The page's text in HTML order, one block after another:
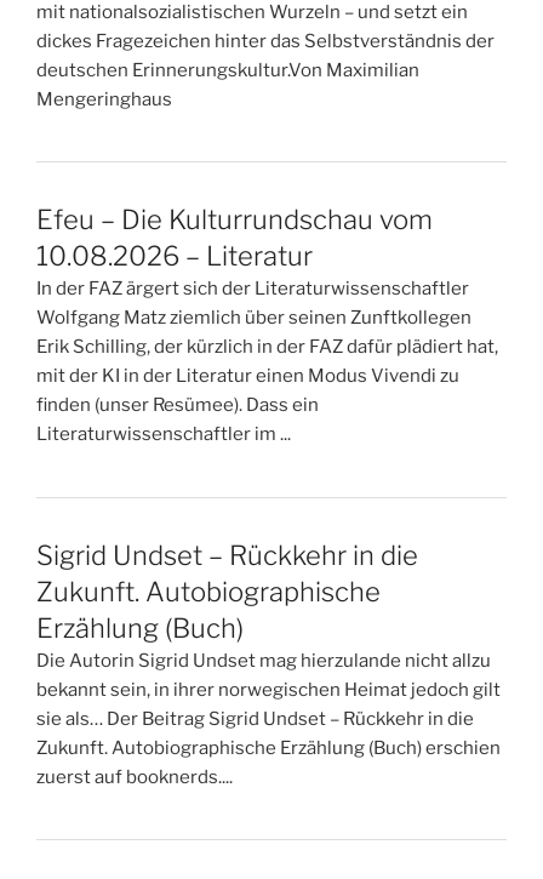
mit nationalsozialistischen Wurzeln – und setzt ein
dickes Fragezeichen hinter das Selbstverständnis der
deutschen Erinnerungskultur.Von Maximilian
Mengeringhaus
Efeu – Die Kulturrundschau vom
10.08.2026 – Literatur
In der FAZ ärgert sich der Literaturwissenschaftler
Wolfgang Matz ziemlich über seinen Zunftkollegen
Erik Schilling, der kürzlich in der FAZ dafür plädiert hat,
mit der KI in der Literatur einen Modus Vivendi zu
finden (unser Resümee). Dass ein
Literaturwissenschaftler im ...
Sigrid Undset – Rückkehr in die
Zukunft. Autobiographische
Erzählung (Buch)
Die Autorin Sigrid Undset mag hierzulande nicht allzu
bekannt sein, in ihrer norwegischen Heimat jedoch gilt
sie als… Der Beitrag Sigrid Undset – Rückkehr in die
Zukunft. Autobiographische Erzählung (Buch) erschien
zuerst auf booknerds....